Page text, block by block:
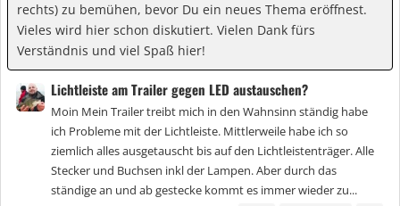
rechts) zu bemühen, bevor Du ein neues Thema eröffnest.
Vieles wird hier schon diskutiert. Vielen Dank fürs
Verständnis und viel Spaß hier!
Lichtleiste am Trailer gegen LED austauschen?
Moin Mein Trailer treibt mich in den Wahnsinn ständig habe
ich Probleme mit der Lichtleiste. Mittlerweile habe ich so
ziemlich alles ausgetauscht bis auf den Lichtleistenträger. Alle
Stecker und Buchsen inkl der Lampen. Aber durch das
ständige an und ab gestecke kommt es immer wieder zu...